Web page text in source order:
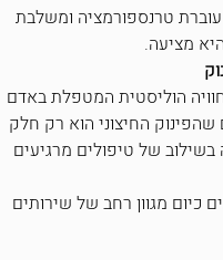
טרנספורמציה ומשלבת
מציעה.
הוליסטית המטפלת באדם
שהפינוק החיצוני הוא רק חלק
של טיפולים מרגיעים
כיום מגוון רחב של שירותים